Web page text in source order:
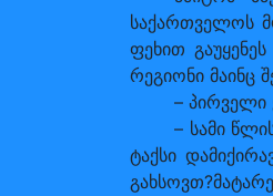
საქართველოს
ფეხით
რეგიონი მაინც
– პირველი
– სამი
ტაქსი